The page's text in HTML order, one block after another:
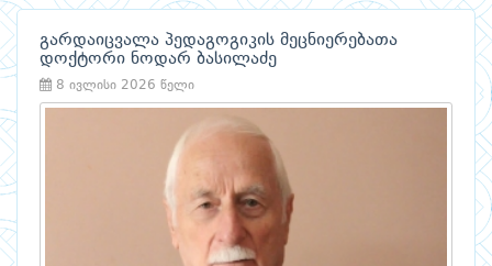
გარდაიცვალა პედაგოგიკის მეცნიერებათა
დოქტორი ნოდარ ბასილაძე
8 ივლისი 2026 წელი